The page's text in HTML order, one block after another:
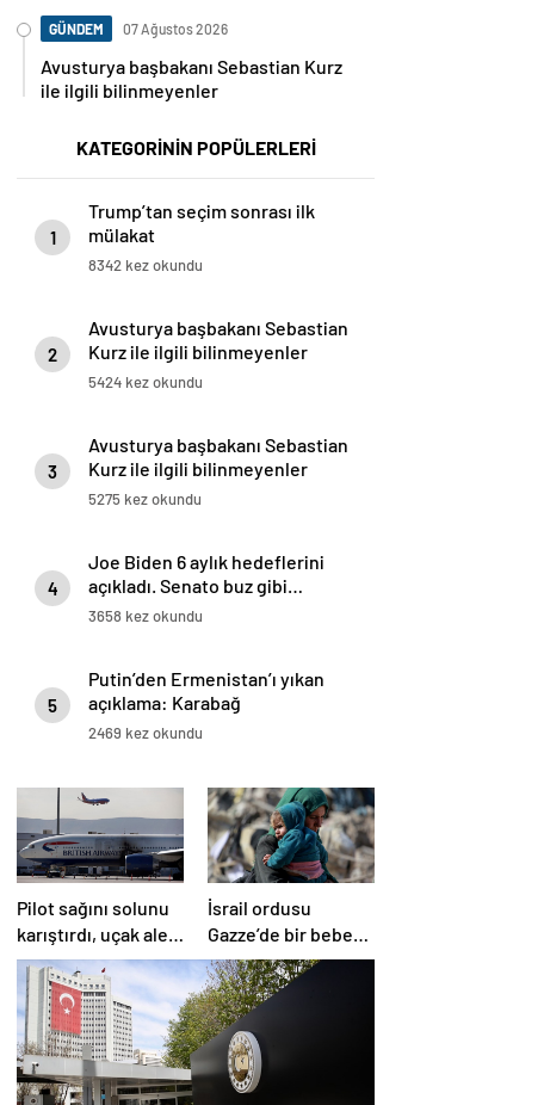
GÜNDEM 07 Ağustos 2026
Avusturya başbakanı Sebastian Kurz
ile ilgili bilinmeyenler
KATEGORİNİN POPÜLERLERİ
1
Trump’tan seçim sonrası ilk
mülakat
8342 kez okundu
2
Avusturya başbakanı Sebastian
Kurz ile ilgili bilinmeyenler
5424 kez okundu
3
Avusturya başbakanı Sebastian
Kurz ile ilgili bilinmeyenler
5275 kez okundu
4
Joe Biden 6 aylık hedeflerini
açıkladı. Senato buz gibi…
3658 kez okundu
5
Putin’den Ermenistan’ı yıkan
açıklama: Karabağ
Azerbaycan’ın ayrılmaz bir
2469 kez okundu
Pilot sağını solunu
karıştırdı, uçak alev
aldı
İsrail ordusu
Gazze’de bir bebek
daha öldürdü